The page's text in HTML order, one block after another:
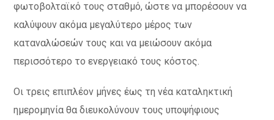
φωτοβολταϊκό τους σταθμό, ώστε να μπορέσουν να
καλύψουν ακόμα μεγαλύτερο μέρος των
καταναλώσεών τους και να μειώσουν ακόμα
περισσότερο το ενεργειακό τους κόστος.
Οι τρεις επιπλέον μήνες έως τη νέα καταληκτική
ημερομηνία θα διευκολύνουν τους υποψήφιους